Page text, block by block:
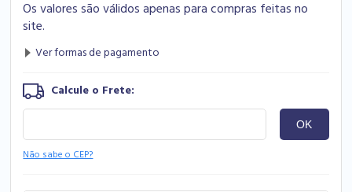
Os valores são válidos apenas para compras feitas no
site.
Não sabe o CEP?